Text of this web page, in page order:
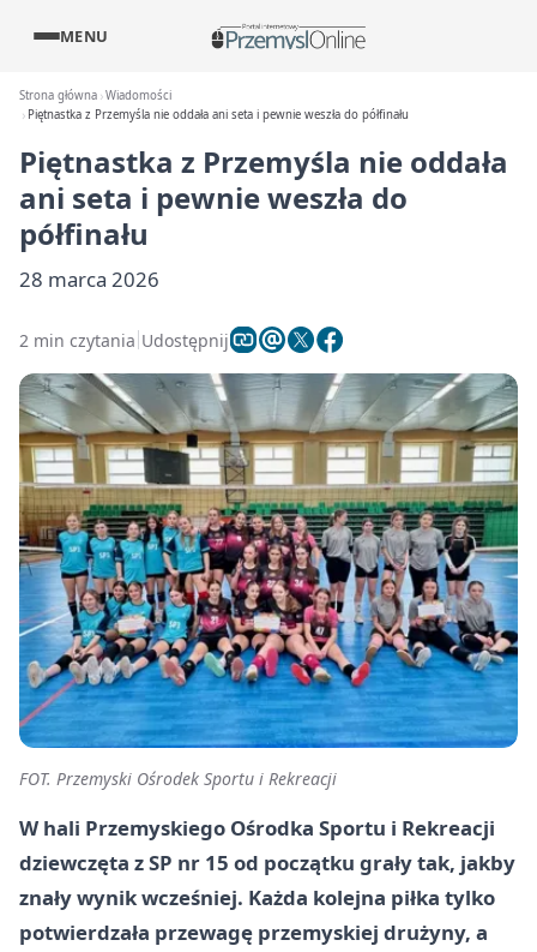
MENU
Strona główna Wiadomości
Piętnastka z Przemyśla nie oddała ani seta i pewnie weszła do półfinału
Piętnastka z Przemyśla nie oddała
ani seta i pewnie weszła do
półfinału
28 marca 2026
2 min czytania Udostępnij
FOT. Przemyski Ośrodek Sportu i Rekreacji
W hali Przemyskiego Ośrodka Sportu i Rekreacji
dziewczęta z SP nr 15 od początku grały tak, jakby
znały wynik wcześniej. Każda kolejna piłka tylko
potwierdzała przewagę przemyskiej drużyny, a